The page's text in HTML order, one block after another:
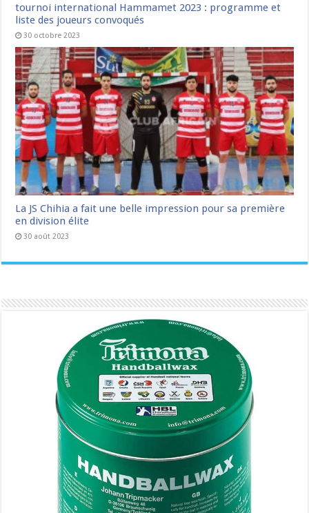
tournoi international Hammamet 2023 : programme et
liste des joueurs convoqués
30 octobre 2023
La JS Chihia a fait une belle impression pour sa première
en division élite
30 août 2023